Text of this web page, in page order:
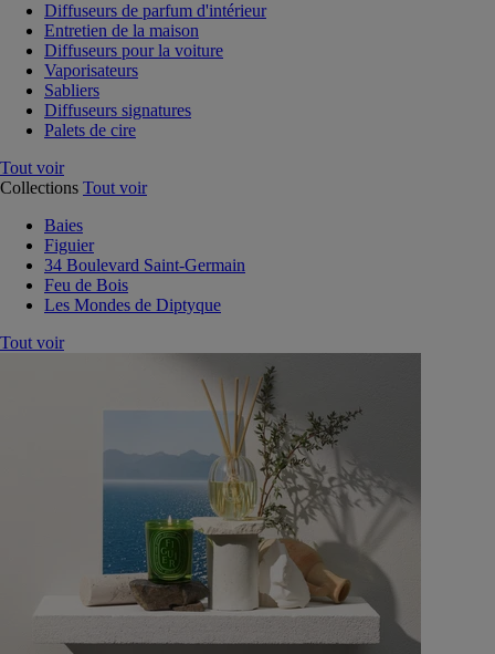
Diffuseurs de parfum d'intérieur
Entretien de la maison
Diffuseurs pour la voiture
Vaporisateurs
Sabliers
Diffuseurs signatures
Palets de cire
Tout voir
Collections Tout voir
Baies
Figuier
34 Boulevard Saint-Germain
Feu de Bois
Les Mondes de Diptyque
Tout voir